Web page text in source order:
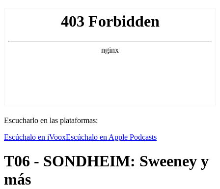
Escucharlo en las plataformas:
Escúchalo en iVooxEscúchalo en Apple Podcasts
T06 - SONDHEIM: Sweeney y
más